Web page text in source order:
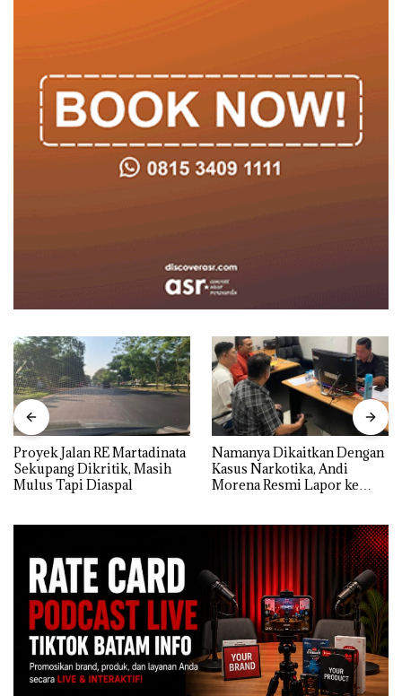
Proyek Jalan RE Martadinata
Sekupang Dikritik, Masih
Mulus Tapi Diaspal
Namanya Dikaitkan Dengan
Kasus Narkotika, Andi
Morena Resmi Lapor ke